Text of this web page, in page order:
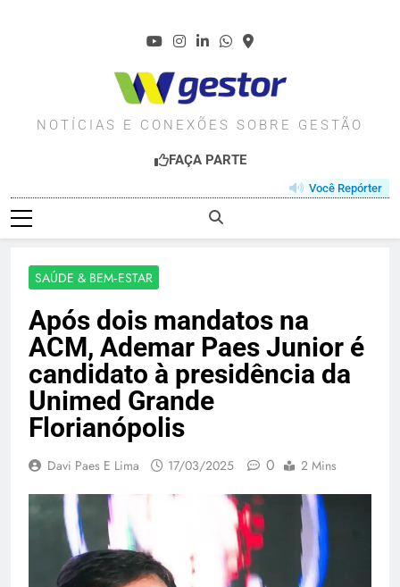
WGESTOR.COM.BR
NOTÍCIAS E CONEXÕES SOBRE GESTÃO
FAÇA PARTE
Você Repórter
SAÚDE & BEM‑ESTAR
Após dois mandatos na
ACM, Ademar Paes Junior é
candidato à presidência da
Unimed Grande
Florianópolis
Davi Paes E Lima 17/03/2025 0 2 Mins